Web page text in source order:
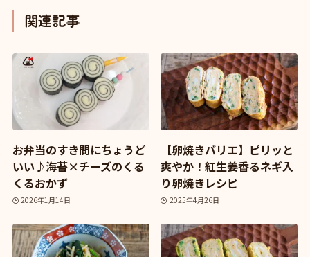
関連記事
お弁当のすき間にちょうど
いい♪海苔×チーズのくる
くるおかず
2026年1月14日
【卵焼きバリエ】ピリッと
爽やか！紅生姜香るネギ入
り卵焼きレシピ
2025年4月26日